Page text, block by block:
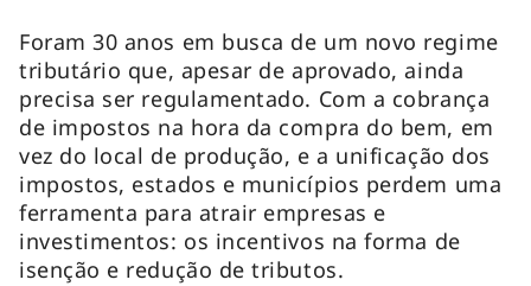
Foram 30 anos em busca de um novo regime
tributário que, apesar de aprovado, ainda
precisa ser regulamentado. Com a cobrança
de impostos na hora da compra do bem, em
vez do local de produção, e a unificação dos
impostos, estados e municípios perdem uma
ferramenta para atrair empresas e
investimentos: os incentivos na forma de
isenção e redução de tributos.